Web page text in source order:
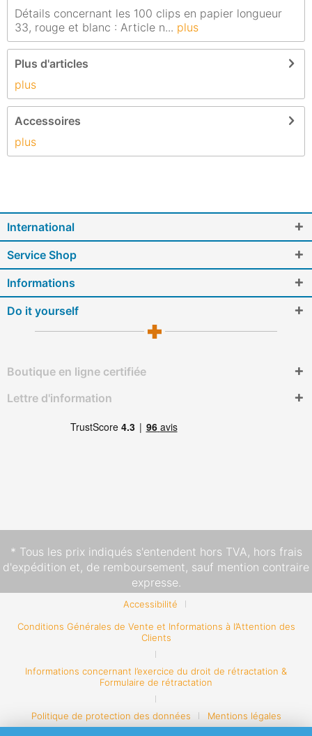
Détails concernant les 100 clips en papier longueur
33, rouge et blanc : Article n... plus
Plus d'articles
plus
Accessoires
plus
International
Service Shop
Informations
Do it yourself
Boutique en ligne certifiée
Lettre d'information
* Tous les prix indiqués s'entendent hors TVA, hors frais
d'expédition et, de remboursement, sauf mention contraire
expresse.
Accessibilité
Conditions Générales de Vente et Informations à l’Attention des
Clients
Informations concernant l’exercice du droit de rétractation &
Formulaire de rétractation
Politique de protection des données Mentions légales